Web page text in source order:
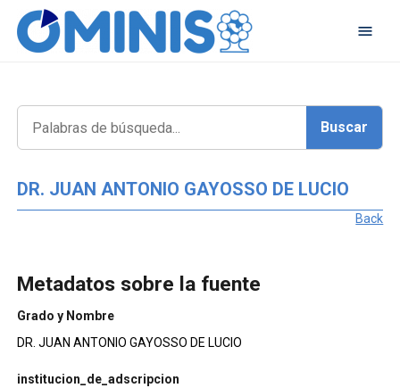
DR. JUAN ANTONIO GAYOSSO DE LUCIO
Back
Metadatos sobre la fuente
Grado y Nombre
DR. JUAN ANTONIO GAYOSSO DE LUCIO
institucion_de_adscripcion